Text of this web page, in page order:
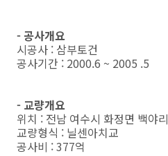
- 공사개요
시공사 : 삼부토건
공사기간 : 2000.6 ~ 2005 .5
- 교량개요
위치 : 전남 여수시 화정면 백야리
교량형식 : 닐센아치교
공사비 : 377억